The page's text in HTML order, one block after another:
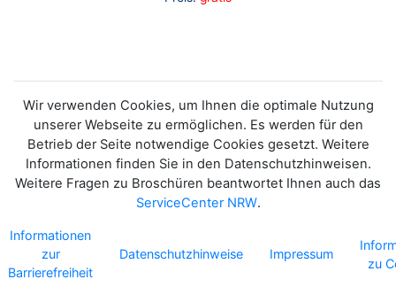
Wir verwenden Cookies, um Ihnen die optimale Nutzung
unserer Webseite zu ermöglichen. Es werden für den
Betrieb der Seite notwendige Cookies gesetzt. Weitere
Informationen finden Sie in den Datenschutzhinweisen.
Weitere Fragen zu Broschüren beantwortet Ihnen auch das
ServiceCenter NRW.
Informationen
zur
Barrierefreiheit
Datenschutzhinweise Impressum
zu